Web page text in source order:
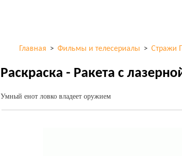
Главная > Фильмы и телесериалы > Стражи
Раскраска - Ракета с
Умный енот ловко владеет оружием